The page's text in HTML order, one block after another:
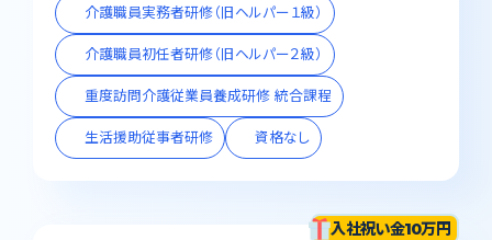
介護職員実務者研修（旧ヘルパー１級）
介護職員初任者研修（旧ヘルパー２級）
重度訪問介護従業員養成研修 統合課程
生活援助従事者研修 資格なし
入社祝い金10万円